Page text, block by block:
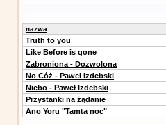
nazwa
Truth to you
Like Before is gone
Zabroniona - Dozwolona
No Cóż - Paweł Izdebski
Niebo - Paweł Izdebski
Przystanki na żądanie
Ano Yoru "Tamta noc"